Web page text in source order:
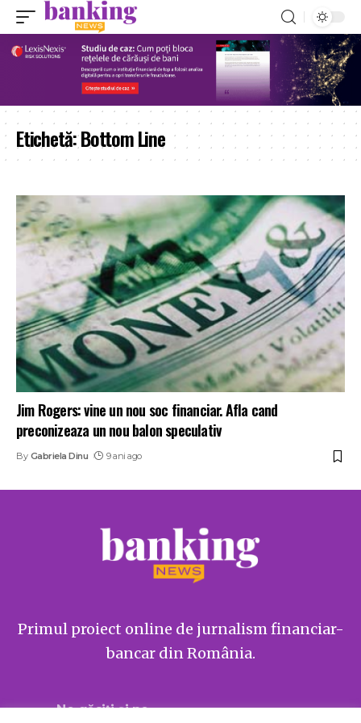
Etichetă:Bottom Line
Jim Rogers: vine un nou soc financiar. Afla cand
preconizeaza un nou balon speculativ
By Gabriela Dinu 9 ani ago
Primul proiect online de jurnalism financiar-
bancar din România.
Ne găsiți și pe